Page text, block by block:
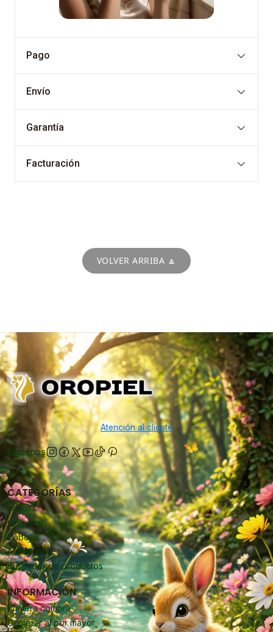
Pago
Envío
Garantía
Facturación
VOLVER ARRIBA 🔼
Atención al cliente
Síguenos
CATEGORÍAS
Facial
Corporal
Cabello
Accesorios
Buscador de productos
INFORMACIÓN
Primera compra
Comprar al por mayor